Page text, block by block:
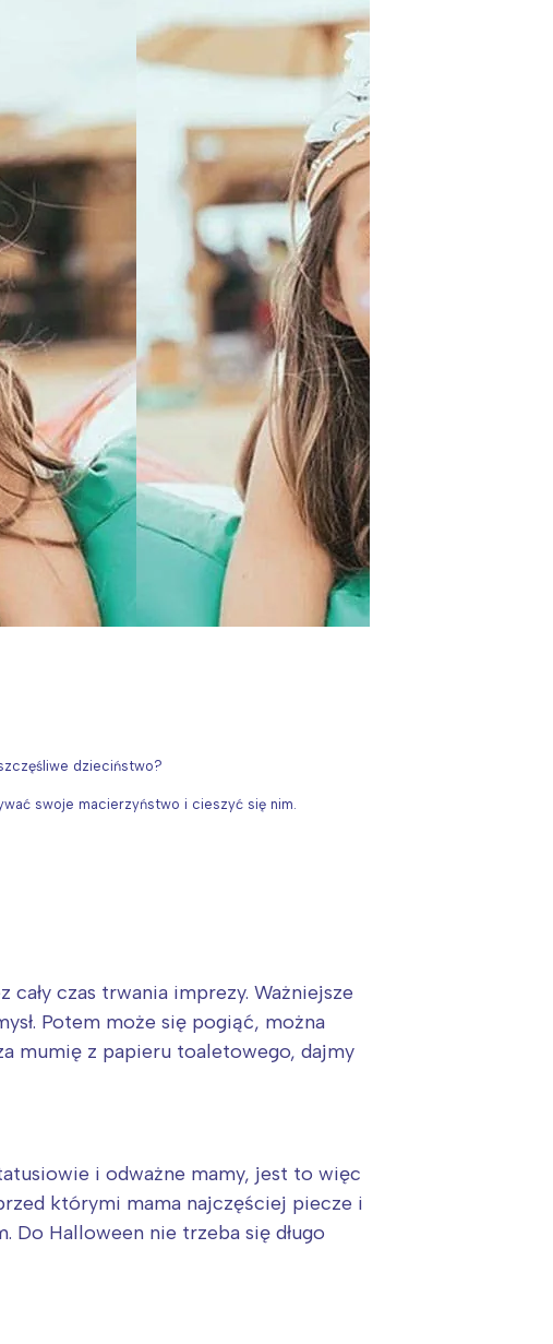
dzieciństwo?
swoje macierzyństwo i cieszyć się nim.
czas trwania imprezy. Ważniejsze
Potem może się pogiąć, można
mumię z papieru toaletowego, dajmy
i odważne mamy, jest to więc
którymi mama najczęściej piecze i
Do Halloween nie trzeba się długo